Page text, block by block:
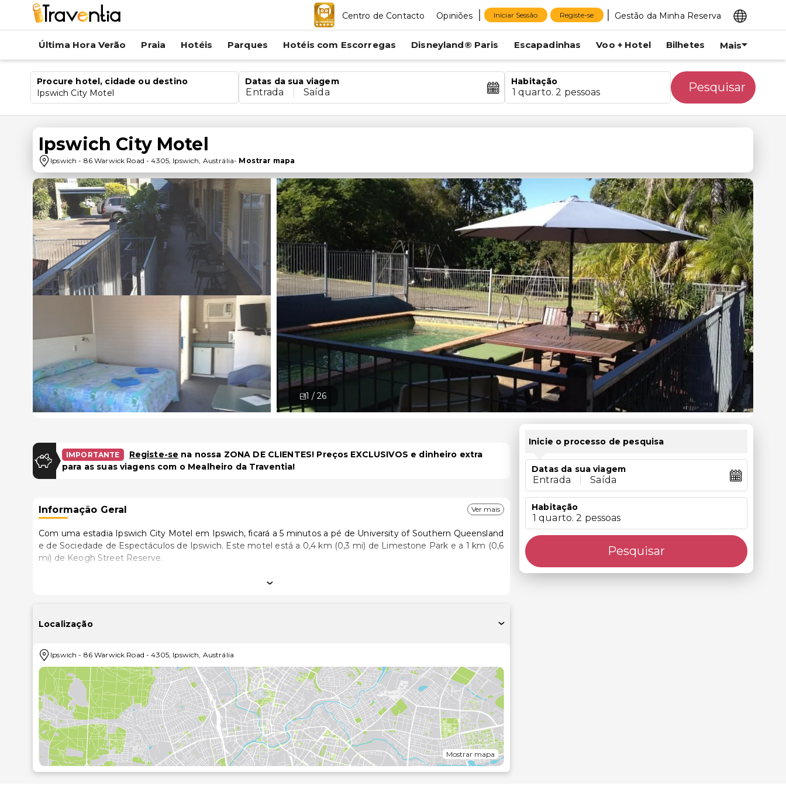
Centro de Contacto Opiniões Iniciar Sessão Registe-se Gestão da Minha Reserva
Última Hora Verão Praia Hotéis Parques Hotéis com Escorregas Disneyland® Paris Escapadinhas Voo + Hotel Bilhetes Mais
Procure hotel, cidade ou destino
Ipswich City Motel
Datas da sua viagem
Entrada Saída
Habitação
1 quarto. 2 pessoas Pesquisar
Ipswich City Motel
Ipswich - 86 Warwick Road -4305, Ipswich, Austrália- Mostrar mapa
1 /26
IMPORTANTE Registe-se na nossa ZONA DE CLIENTES! Preços EXCLUSIVOS e dinheiro extra
para as suas viagens com o Mealheiro da Traventia!
Informação Geral Ver mais
Com uma estadia Ipswich City Motel em Ipswich, ficará a 5 minutos a pé de University of Southern Queensland
e de Sociedade de Espectáculos de Ipswich. Este motel está a 0,4 km (0,3 mi) de Limestone Park e a 1 km (0,6
mi) de Keogh Street Reserve.
Sinta-se em casa num dos 17 quartos com ar condicionado, um frigorífico e um micro-ondas. As casas de banho
Participe nas várias atividades recreativas do local, incluindo uma piscina exterior, ou aprecie soberbas vistas a
Se quiser petiscar no conforto dos lençóis, dê uma vista de olhos pela ementa do serviço de quarto. O motel
serve pequenos-almoços preparados no momento diariamente entre as 7:30 e as 10:00 mediante uma
sobretaxa.
Armazenamento de bagagem e uma lavandaria estão entre o leque de comodidades oferecidas por Este
motel. Há estacionamento grátis no local.
As distâncias são apresentadas à 0,1 milha e ao quilómetro mais próximo.
University of Southern Queensland - 0,3 km/0,2 mi
Localização
Ipswich - 86 Warwick Road -4305, Ipswich, Austrália
Mostrar mapa
Inicie o processo de pesquisa
Datas da sua viagem
Entrada Saída
Habitação
1 quarto. 2 pessoas
Pesquisar